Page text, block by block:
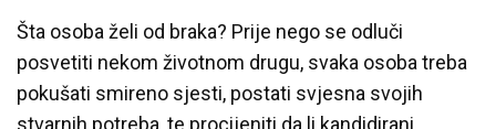
Šta osoba želi od braka? Prije nego se odluči
posvetiti nekom životnom drugu, svaka osoba treba
pokušati smireno sjesti, postati svjesna svojih
stvarnih potreba, te procijeniti da li kandidirani